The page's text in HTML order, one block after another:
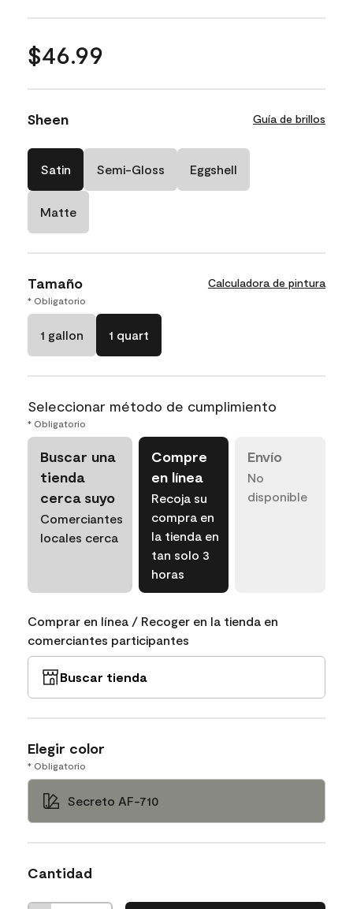
$46.99
Sheen Guía de brillos
Satin Semi-Gloss Eggshell
Matte
Tamaño Calculadora de pintura
* Obligatorio
1 gallon 1 quart
Seleccionar método de cumplimiento
* Obligatorio
Buscar una
tienda
cerca suyo
Comerciantes
locales cerca
Compre
en línea
Recoja su
compra en
la tienda en
tan solo 3
horas
Envío
No
disponible
Comprar en línea / Recoger en la tienda en
comerciantes participantes
Buscar tienda
Elegir color
* Obligatorio
Secreto AF-710
Cantidad